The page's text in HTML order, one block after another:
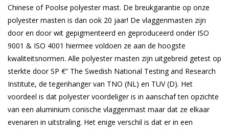
Chinese of Poolse polyester mast. De breukgarantie op onze
polyester masten is dan ook 20 jaar! De vlaggenmasten zijn
door en door wit gepigmenteerd en geproduceerd onder ISO
9001 & ISO 4001 hiermee voldoen ze aan de hoogste
kwaliteitsnormen. Alle polyester masten zijn uitgebreid getest op
sterkte door SP €“ The Swedish National Testing and Research
Institute, de tegenhanger van TNO (NL) en TUV (D). Het
voordeel is dat polyester voordeliger is in aanschaf ten opzichte
van een aluminium conische vlaggenmast maar dat ze elkaar
evenaren in uitstraling. Het enige verschil is dat er in een